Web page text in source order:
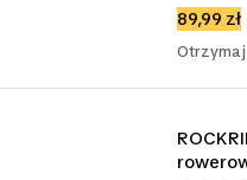
89,99 zł